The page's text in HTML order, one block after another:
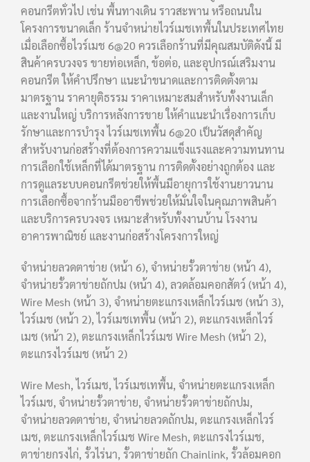
คอนกรีตทั่วไป เช่น พื้นทางเดิน ราวสะพาน หรือถนนใน
โครงการขนาดเล็ก ร้านจำหน่ายไวร์เมชเทพื้นในประเทศไทย
เมื่อเลือกซื้อไวร์เมช 6@20 ควรเลือกร้านที่มีคุณสมบัติดังนี้ มี
สินค้าครบวงจร ขายท่อเหล็ก, ข้อต่อ, และอุปกรณ์เสริมงาน
คอนกรีต ให้คำปรึกษา แนะนำขนาดและการติดตั้งตาม
มาตรฐาน ราคายุติธรรม ราคาเหมาะสมสำหรับทั้งงานเล็ก
และงานใหญ่ บริการหลังการขาย ให้คำแนะนำเรื่องการเก็บ
รักษาและการบำรุง ไวร์เมชเทพื้น 6@20 เป็นวัสดุสำคัญ
สำหรับงานก่อสร้างที่ต้องการความแข็งแรงและความทนทาน
การเลือกใช้เหล็กที่ได้มาตรฐาน การติดตั้งอย่างถูกต้อง และ
การดูแลระบบคอนกรีตช่วยให้พื้นมีอายุการใช้งานยาวนาน
การเลือกซื้อจากร้านมืออาชีพช่วยให้มั่นใจในคุณภาพสินค้า
และบริการครบวงจร เหมาะสำหรับทั้งงานบ้าน โรงงาน
อาคารพาณิชย์ และงานก่อสร้างโครงการใหญ่
จำหน่ายลวดตาข่าย (หน้า 6), จำหน่ายรั้วตาข่าย (หน้า 4),
จำหน่ายรั้วตาข่ายถักปม (หน้า 4), ลวดล้อมคอกสัตว์ (หน้า 4),
Wire Mesh (หน้า 3), จำหน่ายตะแกรงเหล็กไวร์เมช (หน้า 3),
ไวร์เมช (หน้า 2), ไวร์เมชเทพื้น (หน้า 2), ตะแกรงเหล็กไวร์
เมช (หน้า 2), ตะแกรงเหล็กไวร์เมช Wire Mesh (หน้า 2),
ตะแกรงไวร์เมช (หน้า 2)
Wire Mesh, ไวร์เมช, ไวร์เมชเทพื้น, จำหน่ายตะแกรงเหล็ก
ไวร์เมช, จำหน่ายรั้วตาข่าย, จำหน่ายรั้วตาข่ายถักปม,
จำหน่ายลวดตาข่าย, จำหน่ายลวดถักปม, ตะแกรงเหล็กไวร์
เมช, ตะแกรงเหล็กไวร์เมช Wire Mesh, ตะแกรงไวร์เมช,
ตาข่ายกรงไก่, รั้วไร่นา, รั้วตาข่ายถัก Chainlink, รั้วล้อมคอก